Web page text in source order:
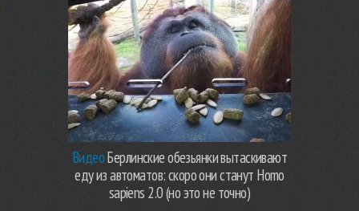
ВидеоБерлинские обезьянки вытаскивают
еду из автоматов: скоро они станут Homo
sapiens 2.0 (но это не точно)